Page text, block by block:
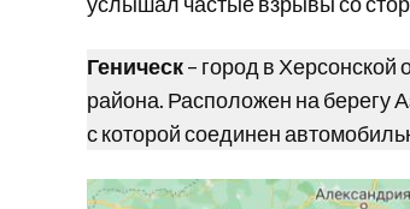
Геническ– город в
района. Расположен на берегу
с которой соединен